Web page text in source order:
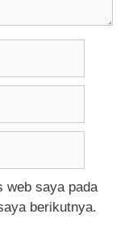
web saya pada
berikutnya.